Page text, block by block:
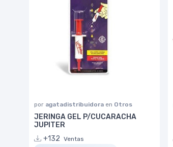
por agatadistribuidora en Otros
JERINGA GEL P/CUCARACHA
JUPITER
+132 Ventas